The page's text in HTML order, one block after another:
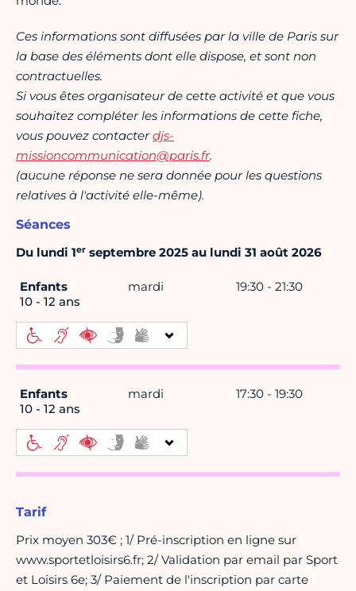
Ces informations sont diffusées par la ville de Paris sur
la base des éléments dont elle dispose, et sont non
contractuelles.
Si vous êtes organisateur de cette activité et que vous
souhaitez compléter les informations de cette fiche,
vous pouvez contacterdjs-
missioncommunication@paris.fr.
(aucune réponse ne sera donnée pour les questions
relatives à l'activité elle-même).
Séances
Du lundi 1er septembre 2025 au lundi 31 août 2026
Enfants
10 - 12 ans
mardi 19:30 - 21:30
Enfants
10 - 12 ans
mardi 17:30 - 19:30
Tarif
Prix moyen 303€ ; 1/ Pré-inscription en ligne sur
www.sportetloisirs6.fr; 2/ Validation par email par Sport
et Loisirs 6e; 3/ Paiement de l'inscription par carte